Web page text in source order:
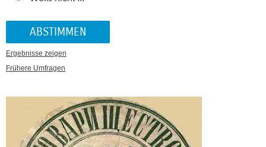
Ergebnisse zeigen
Frühere Umfragen